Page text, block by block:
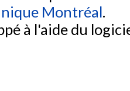
Montréal.
à l'aide du